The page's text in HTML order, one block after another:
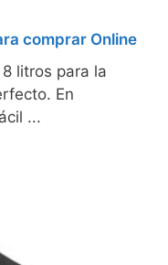
comprar Online
litros para la
En
...